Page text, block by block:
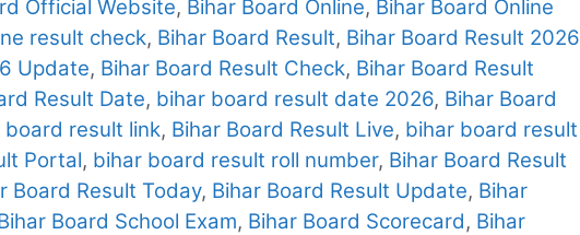
Official Website, Bihar Board Online, Bihar Board Online
result check, Bihar Board Result, Bihar Board Result 2026
Update, Bihar Board Result Check, Bihar Board Result
Result Date, bihar board result date 2026, Bihar Board
board result link, Bihar Board Result Live, bihar board result
Portal, bihar board result roll number, Bihar Board Result
Board Result Today, Bihar Board Result Update, Bihar
Board School Exam, Bihar Board Scorecard, Bihar